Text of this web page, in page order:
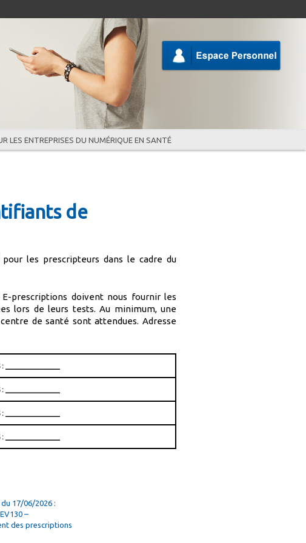
LES ENTREPRISES DU NUMÉRIQUE EN SANTÉ
de
les prescripteurs dans le cadre du
prescriptions doivent nous fournir les
lors de leurs tests. Au minimum, une
de santé sont attendues. Adresse
_______________
_______________
_______________
_______________
17/06/2026 :
–
des prescriptions